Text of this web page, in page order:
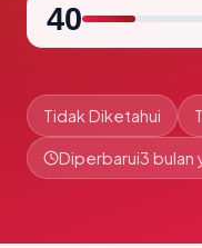
40
Tidak Diketahui
Diperbarui3 bulan